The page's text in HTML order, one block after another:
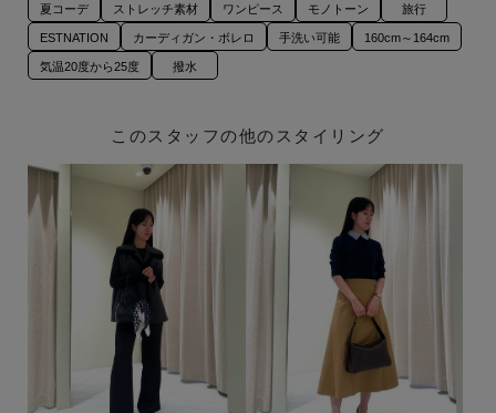
夏コーデ ストレッチ素材 ワンピース モノトーン 旅行
ESTNATION カーディガン・ボレロ 手洗い可能 160cm～164cm
気温20度から25度 撥水
このスタッフの他のスタイリング